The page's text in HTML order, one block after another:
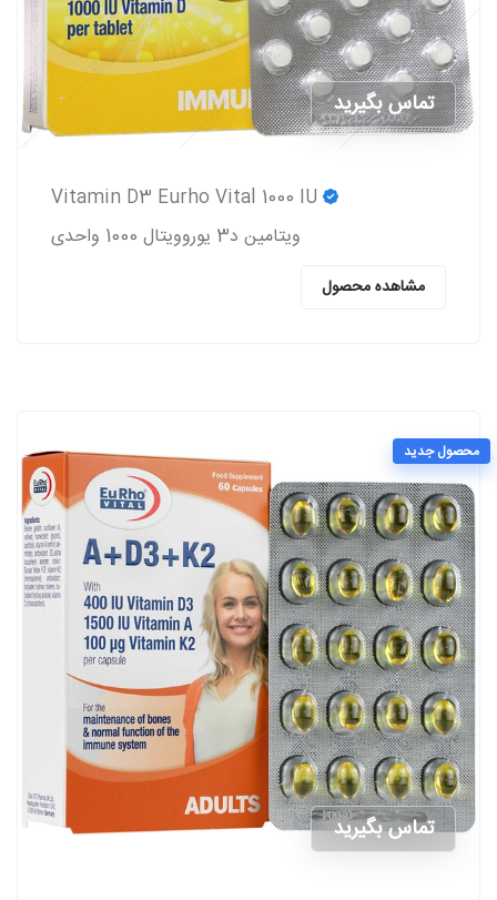
تماس بگیرید
ویتامین د3 یوروویتال 1000 واحدی
مشاهده محصول
محصول جدید
تماس بگیرید